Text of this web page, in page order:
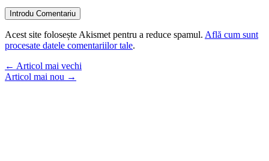
Introdu Comentariu
Acest site folosește Akismet pentru a reduce spamul. Află cum sunt
procesate datele comentariilor tale.
← Articol mai vechi
Articol mai nou →